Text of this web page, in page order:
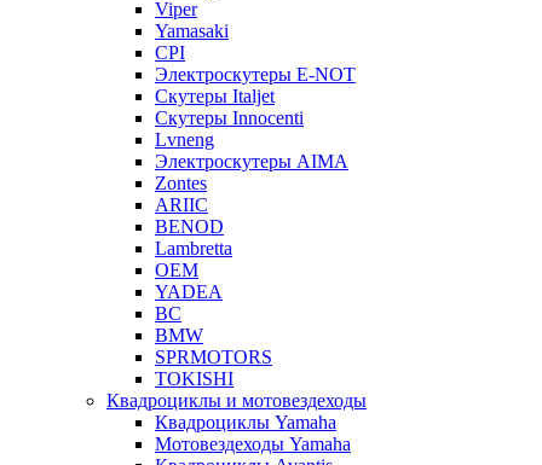
Viper
Yamasaki
CPI
Электроскутеры E-NOT
Скутеры Italjet
Скутеры Innocenti
Lvneng
Электроскутеры AIMA
Zontes
ARIIC
BENOD
Lambretta
OEM
YADEA
BC
BMW
SPRMOTORS
TOKISHI
Квадроциклы и мотовездеходы
Квадроциклы Yamaha
Мотовездеходы Yamaha